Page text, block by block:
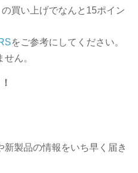
買い上げでなんと15ポイン
をご参考にしてください。
ん。
新製品の情報をいち早く届き